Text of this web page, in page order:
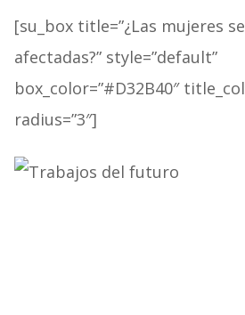
[su_box title=”¿Las mujeres
afectadas?” style=”default”
box_color=”#D32B40″
radius=”3″]